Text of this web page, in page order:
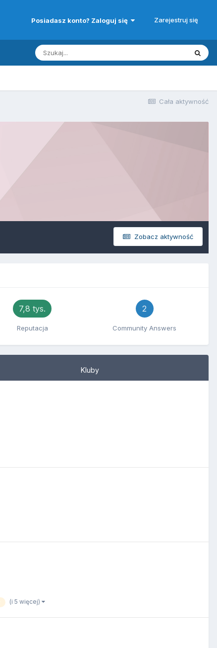
Posiadasz konto? Zaloguj się Zarejestruj się
Cała aktywność
Zobacz aktywność
7,8 tys.
Reputacja
2
Community Answers
Kluby
(i 5 więcej)